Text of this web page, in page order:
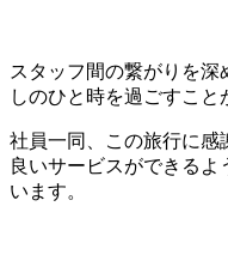
スタッフ間の繋がりを
しのひと時を過ごすこと
社員一同、この旅行に感
良いサービスができる
います。